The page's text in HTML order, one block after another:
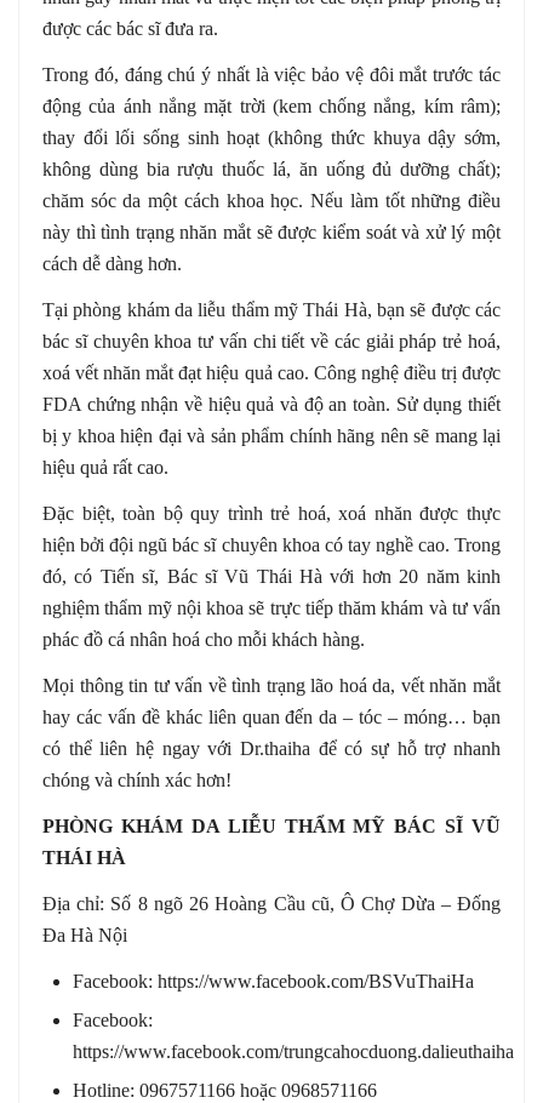
được các bác sĩ đưa ra.
Trong đó, đáng chú ý nhất là việc bảo vệ đôi mắt trước tác
động của ánh nắng mặt trời (kem chống nắng, kím râm);
thay đổi lối sống sinh hoạt (không thức khuya dậy sớm,
không dùng bia rượu thuốc lá, ăn uống đủ dưỡng chất);
chăm sóc da một cách khoa học. Nếu làm tốt những điều
này thì tình trạng nhăn mắt sẽ được kiểm soát và xử lý một
cách dễ dàng hơn.
Tại phòng khám da liễu thẩm mỹ Thái Hà, bạn sẽ được các
bác sĩ chuyên khoa tư vấn chi tiết về các giải pháp trẻ hoá,
xoá vết nhăn mắt đạt hiệu quả cao. Công nghệ điều trị được
FDA chứng nhận về hiệu quả và độ an toàn. Sử dụng thiết
bị y khoa hiện đại và sản phẩm chính hãng nên sẽ mang lại
hiệu quả rất cao.
Đặc biệt, toàn bộ quy trình trẻ hoá, xoá nhăn được thực
hiện bởi đội ngũ bác sĩ chuyên khoa có tay nghề cao. Trong
đó, có Tiến sĩ, Bác sĩ Vũ Thái Hà với hơn 20 năm kinh
nghiệm thẩm mỹ nội khoa sẽ trực tiếp thăm khám và tư vấn
phác đồ cá nhân hoá cho mỗi khách hàng.
Mọi thông tin tư vấn về tình trạng lão hoá da, vết nhăn mắt
hay các vấn đề khác liên quan đến da – tóc – móng… bạn
có thể liên hệ ngay với Dr.thaiha để có sự hỗ trợ nhanh
chóng và chính xác hơn!
PHÒNG KHÁM DA LIỄU THẨM MỸ BÁC SĨ VŨ
THÁI HÀ
Địa chỉ: Số 8 ngõ 26 Hoàng Cầu cũ, Ô Chợ Dừa – Đống
Đa Hà Nội
Facebook: https://www.facebook.com/BSVuThaiHa
Facebook:
https://www.facebook.com/trungcahocduong.dalieuthaiha
Hotline: 0967571166 hoặc 0968571166